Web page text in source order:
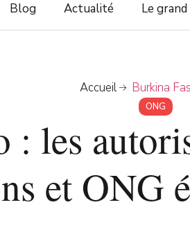
Blog Actualité Le
Accueil Burkina
ONG
: les
et ONG